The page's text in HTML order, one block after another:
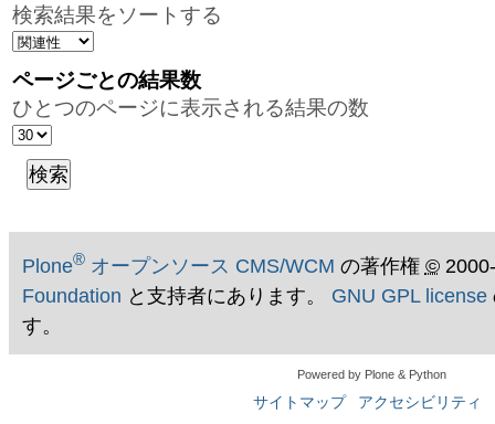
検索結果をソートする
ページごとの結果数
ひとつのページに表示される結果の数
Plone®オープンソース CMS/WCM の著作権 ©
Foundation と支持者にあります。 GNU GPL license
す。
Powered by Plone & Python
サイトマップ アクセシビリティ